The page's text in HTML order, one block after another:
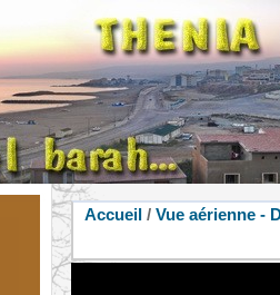
Accueil / Vue aérienne -